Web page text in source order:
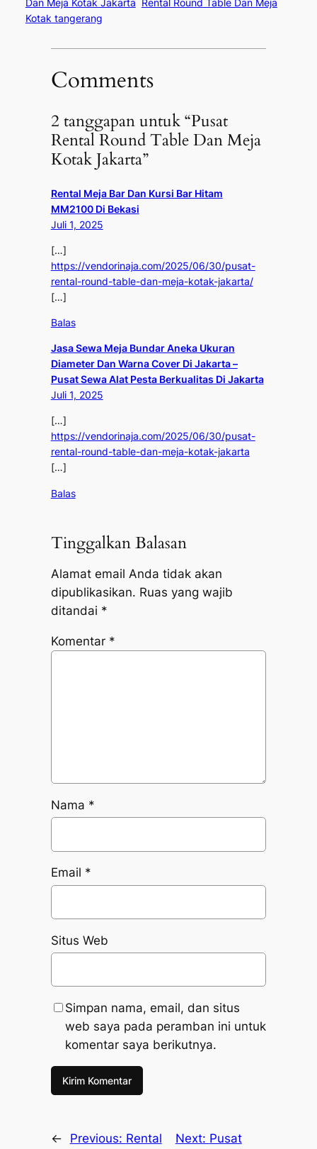
Dan Meja Kotak Jakarta Rental Round Table Dan Meja
Kotak tangerang
Comments
2 tanggapan untuk “Pusat
Rental Round Table Dan Meja
Kotak Jakarta”
Rental Meja Bar Dan Kursi Bar Hitam
MM2100 Di Bekasi
Juli 1, 2025
[…]
https://vendorinaja.com/2025/06/30/pusat-
rental-round-table-dan-meja-kotak-jakarta/
[…]
Balas
Jasa Sewa Meja Bundar Aneka Ukuran
Diameter Dan Warna Cover Di Jakarta –
Pusat Sewa Alat Pesta Berkualitas Di Jakarta
Juli 1, 2025
[…]
https://vendorinaja.com/2025/06/30/pusat-
rental-round-table-dan-meja-kotak-jakarta
[…]
Balas
Tinggalkan Balasan
Alamat email Anda tidak akan
dipublikasikan. Ruas yang wajib
ditandai *
Komentar *
Nama *
Email *
Situs Web
Simpan nama, email, dan situs
web saya pada peramban ini untuk
komentar saya berikutnya.
← Previous: Rental Next: Pusat